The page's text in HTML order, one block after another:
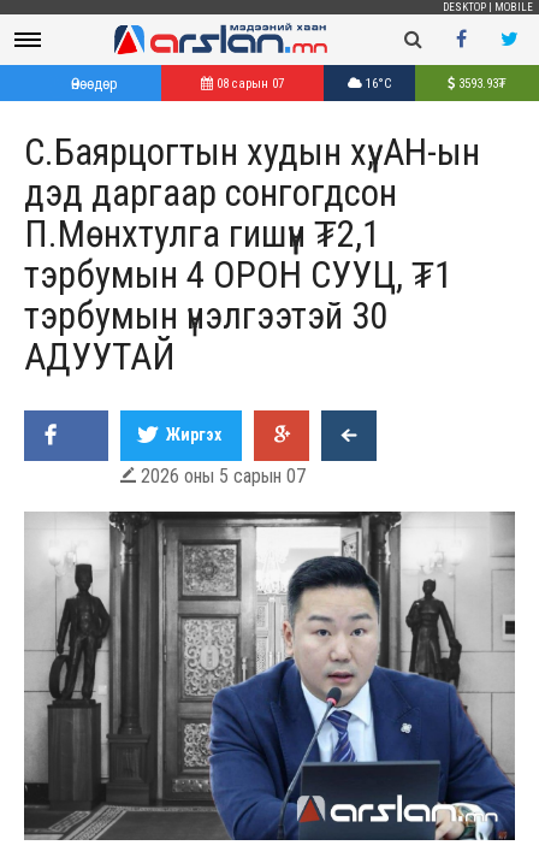
DESKTOP MOBILE
Өнөөдөр 08 сарын 07 16°C 3593.93₮
С.Баярцогтын худын хүү, АН-ын
дэд даргаар сонгогдсон
П.Мөнхтулга гишүүн ₮2,1
тэрбумын 4 ОРОН СУУЦ, ₮1
тэрбумын үнэлгээтэй 30
АДУУТАЙ
Жиргэх
 2026 оны 5 сарын 07